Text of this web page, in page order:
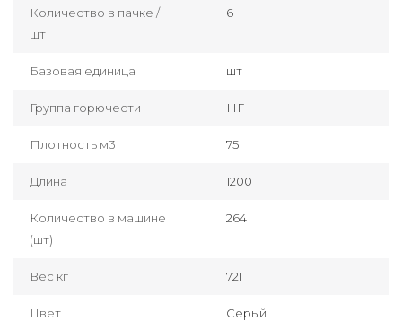
Количество в пачке /
шт
6
Базовая единица шт
Группа горючести НГ
Плотность м3 75
Длина 1200
Количество в машине
(шт)
264
Вес кг 721
Цвет Серый